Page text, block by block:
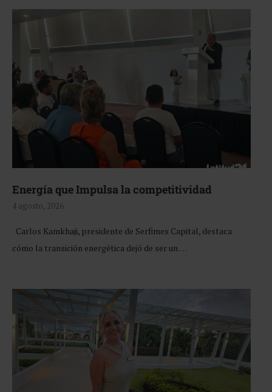
Energía que Impulsa la competitividad
4 agosto, 2026
Carlos Kamkhaji, presidente de Serfimex Capital, destaca
cómo la transición energética dejó de ser un …